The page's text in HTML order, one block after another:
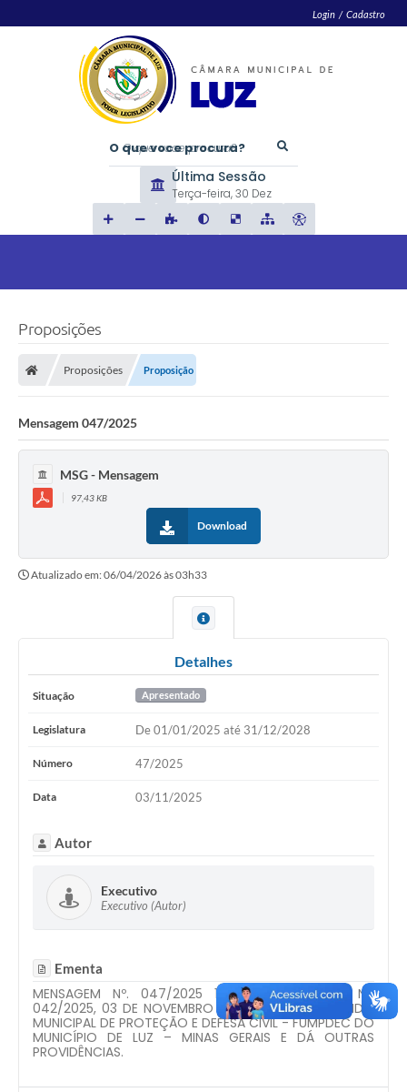
Login / Cadastro
O que voce procura?
Última Sessão
Terça-feira 30 Dez
Proposições
Proposições Proposição
Mensagem 047/2025
MSG - Mensagem
97,43 KB
Download
Atualizado em: 06/04/2026 às 03h33
Detalhes
Situação Apresentado
Legislatura De 01/01/2025 até 31/12/2028
Número 47/2025
Data 03/11/2025
Autor
Executivo
Executivo (Autor)
Ementa
MENSAGEM Nº. 047/2025 1) PROJETO DE LEI Nº.
042/2025, 03 DE NOVEMBRO DE 2025, “CRIA O FUNDO
MUNICIPAL DE PROTEÇÃO E DEFESA CIVIL - FUMPDEC DO
MUNICÍPIO DE LUZ – MINAS GERAIS E DÁ OUTRAS
PROVIDÊNCIAS.